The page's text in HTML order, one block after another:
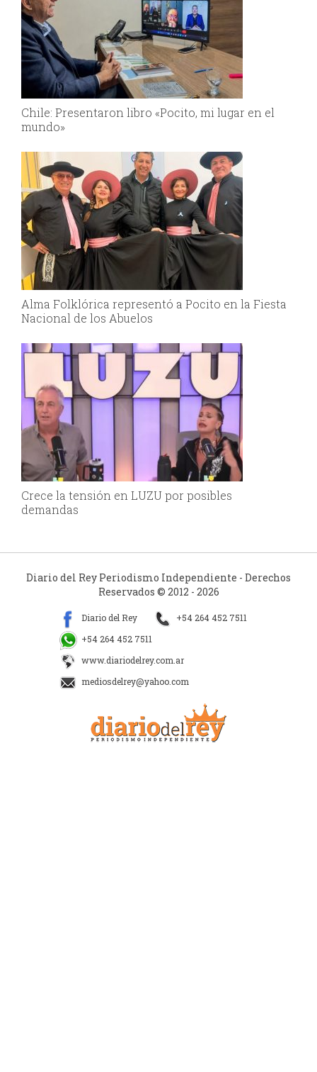
Chile: Presentaron libro «Pocito, mi lugar en el
mundo»
Alma Folklórica representó a Pocito en la Fiesta
Nacional de los Abuelos
Crece la tensión en LUZU por posibles
demandas
Diario del Rey Periodismo Independiente - Derechos
Reservados © 2012 - 2026
Diario del Rey
+54 264 452 7511
+54 264 452 7511
www.diariodelrey.com.ar
mediosdelrey@yahoo.com